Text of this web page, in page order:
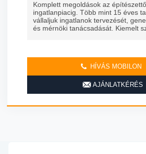
Komplett megoldások az
ingatlanpiacig. Több mint 15 éves
vállaljuk ingatlanok tervezését,
és mérnöki tanácsadását. Kiemelt
HÍVÁS MOBILON
AJÁNLATKÉRÉS